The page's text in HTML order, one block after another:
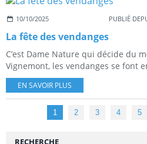
10/10/2025 PUBLIÉ
La fête des vendanges
C’est Dame Nature qui décide du
Vignemont, les vendanges se font
EN SAVOIR PLUS
1 2 3 4 5
RECHERCHE